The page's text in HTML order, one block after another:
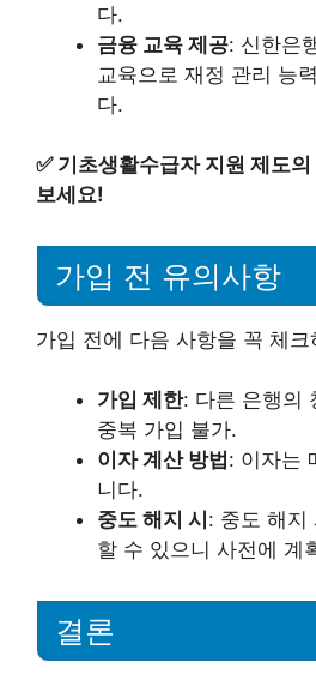
다.
금융 교육 제공: 신한은
교육으로 재정 관리 능
다.
✅ 기초생활수급자 지원 제도
보세요!
가입 전 유의사항
가입 전에 다음 사항을 꼭 체크
가입 제한: 다른 은행의
중복 가입 불가.
이자 계산 방법 : 이자는
니다.
중도 해지 시 : 중도 해지
할 수 있으니 사전에 계
결론